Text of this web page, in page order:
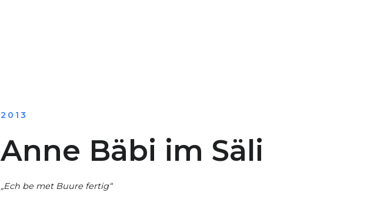
2013
Anne Bäbi im Säli
„Ech be met Buure fertig“